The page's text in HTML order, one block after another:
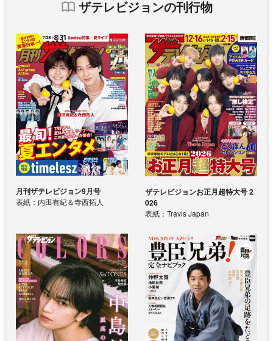
ザテレビジョンの刊行物
月刊ザテレビジョン9月号
表紙：内田有紀＆寺西拓人
ザテレビジョンお正月超特大号 2
026
表紙：Travis Japan